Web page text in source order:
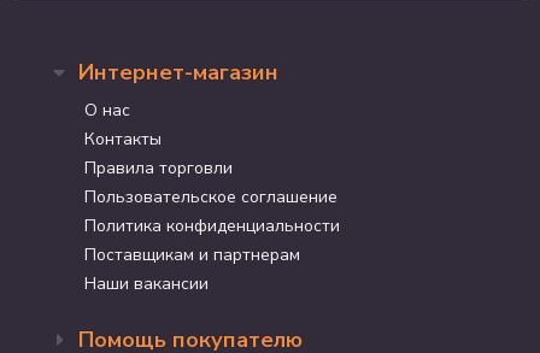
Интернет-магазин
О нас
Контакты
Правила торговли
Пользовательское соглашение
Политика конфиденциальности
Поставщикам и партнерам
Наши вакансии
Помощь покупателю